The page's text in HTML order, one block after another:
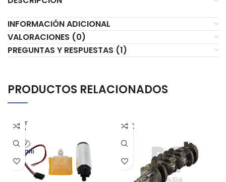
INFORMACIÓN ADICIONAL
VALORACIONES (0)
PREGUNTAS Y RESPUESTAS (1)
PRODUCTOS RELACIONADOS
AGOT
ADO